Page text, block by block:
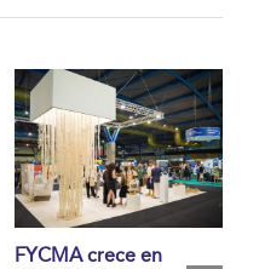
FYCMA crece en